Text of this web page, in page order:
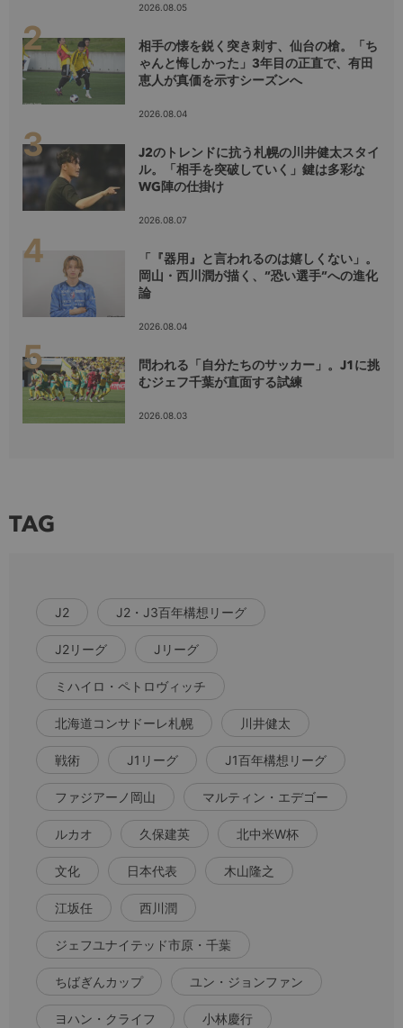
2026.08.05
相手の懐を鋭く突き刺す、仙台の槍。「ち
ゃんと悔しかった」3年目の正直で、有田
恵人が真価を示すシーズンへ
2026.08.04
J2のトレンドに抗う札幌の川井健太スタイ
ル。「相手を突破していく」鍵は多彩な
WG陣の仕掛け
2026.08.07
「『器用』と言われるのは嬉しくない」。
岡山・西川潤が描く、”恐い選手”への進化
論
2026.08.04
問われる「自分たちのサッカー」。J1に挑
むジェフ千葉が直面する試練
2026.08.03
TAG
J2 J2・J3百年構想リーグ
J2リーグ Jリーグ
ミハイロ・ペトロヴィッチ
北海道コンサドーレ札幌 川井健太
戦術 J1リーグ J1百年構想リーグ
ファジアーノ岡山 マルティン・エデゴー
ルカオ 久保建英 北中米W杯
文化 日本代表 木山隆之
江坂任 西川潤
ジェフユナイテッド市原・千葉
ちばぎんカップ ユン・ジョンファン
ヨハン・クライフ 小林慶行